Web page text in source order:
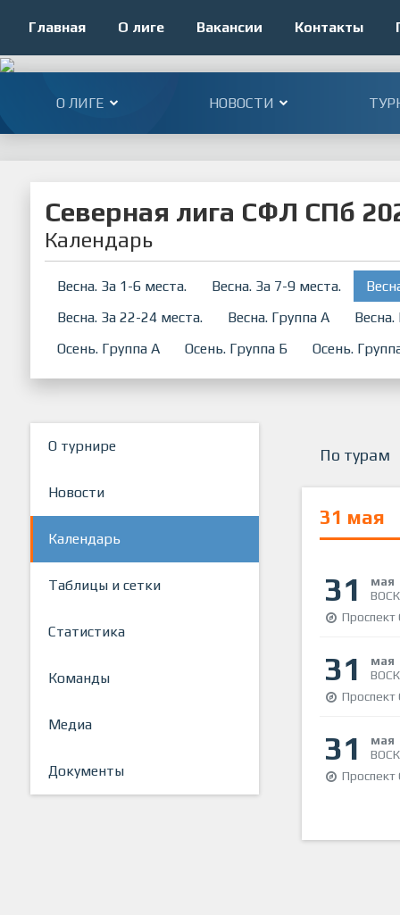
Главная О лиге Вакансии Контакты
О ЛИГЕ НОВОСТИ
Северная лига СФЛ СПб
Календарь
Весна. За 1-6 места. Весна. За 7-9 места.
Весна. За 22-24 места.
Весна. Группа А
Весна.
Осень. Группа А
Осень. Группа Б Осень.
О турнире
Новости
Календарь
Таблицы и сетки
Статистика
Команды
Медиа
Документы
По турам
31 мая
31
мая
Проспект
31
мая
Проспект
31
мая
Проспект